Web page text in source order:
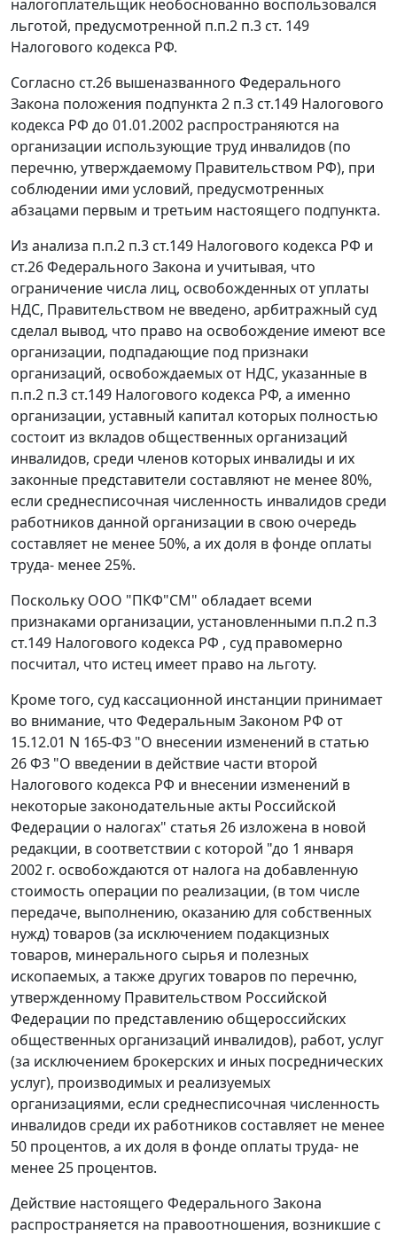
налогоплательщик необоснованно воспользовался
льготой, предусмотренной п.п.2 п.3 ст. 149
Налогового кодекса РФ.
Согласно ст.26 вышеназванного Федерального
Закона положения подпункта 2 п.3 ст.149 Налогового
кодекса РФ до 01.01.2002 распространяются на
организации использующие труд инвалидов (по
перечню, утверждаемому Правительством РФ), при
соблюдении ими условий, предусмотренных
абзацами первым и третьим настоящего подпункта.
Из анализа п.п.2 п.3 ст.149 Налогового кодекса РФ и
ст.26Федерального Закона и учитывая, что
ограничение числа лиц, освобожденных от уплаты
НДС, Правительством не введено, арбитражный суд
сделал вывод, что право на освобождение имеют все
организации, подпадающие под признаки
организаций, освобождаемых от НДС, указанные в
п.п.2 п.3 ст.149 Налогового кодекса РФ, а именно
организации, уставный капитал которых полностью
состоит из вкладов общественных организаций
инвалидов, среди членов которых инвалиды и их
законные представители составляют не менее 80%,
если среднесписочная численность инвалидов среди
работников данной организации в свою очередь
составляет не менее 50%, а их доля в фонде оплаты
труда- менее 25%.
Поскольку ООО "ПКФ"СМ" обладает всеми
признаками организации, установленными п.п.2 п.3
ст.149 Налогового кодекса РФ , суд правомерно
посчитал, что истец имеет право на льготу.
Кроме того, суд кассационной инстанции принимает
во внимание, что Федеральным Законом РФ от
15.12.01 N 165-ФЗ "О внесении изменений в статью
26 ФЗ "О введении в действие части второй
Налогового кодекса РФ и внесении изменений в
некоторые законодательные акты Российской
Федерации о налогах" статья 26 изложена в новой
редакции, в соответствии с которой "до 1 января
2002 г. освобождаются от налога на добавленную
стоимость операции по реализации, (в том числе
передаче, выполнению, оказанию для собственных
нужд) товаров (за исключением подакцизных
товаров, минерального сырья и полезных
ископаемых, а также других товаров по перечню,
утвержденному Правительством Российской
Федерации по представлению общероссийских
общественных организаций инвалидов), работ, услуг
(за исключением брокерских и иных посреднических
услуг), производимых и реализуемых
организациями, если среднесписочная численность
инвалидов среди их работников составляет не менее
50 процентов, а их доля в фонде оплаты труда- не
менее 25 процентов.
Действие настоящего Федерального Закона
распространяется на правоотношения, возникшие с